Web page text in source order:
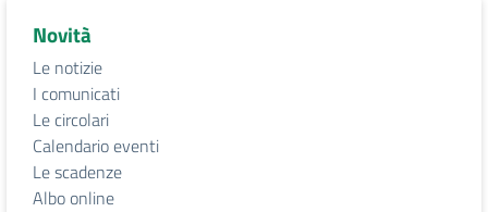
Novità
Le notizie
I comunicati
Le circolari
Calendario eventi
Le scadenze
Albo online